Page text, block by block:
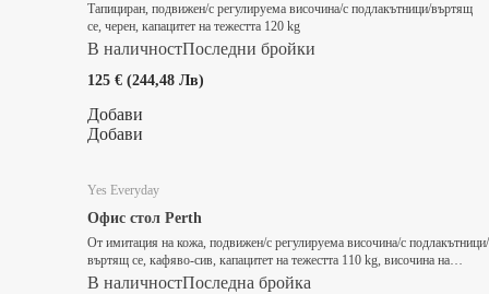
Тапициран, подвижен/с регулируема височина/с подлакътници/въртящ
се, черен, капацитет на тежестта 120 kg
В наличностПоследни бройки
125 € (244,48 Лв)
Добави
Добави
Yes Everyday
Офис стол Perth
От имитация на кожа, подвижен/с регулируема височина/с подлакътници/
въртящ се, кафяво-сив, капацитет на тежестта 110 kg, височина на
седалката 54-54 cm
В наличностПоследна бройка